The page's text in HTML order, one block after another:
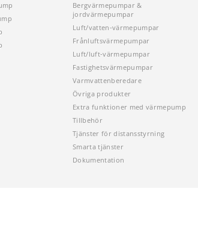
Bergvärmepumpar &
jordvärmepumpar
Luft/vatten-värmepumpar
Frånluftsvärmepumpar
Luft/luft-värmepumpar
Fastighetsvärmepumpar
Varmvattenberedare
Övriga produkter
Extra funktioner med värmepump
Tillbehör
Tjänster för distansstyrning
Smarta tjänster
Dokumentation